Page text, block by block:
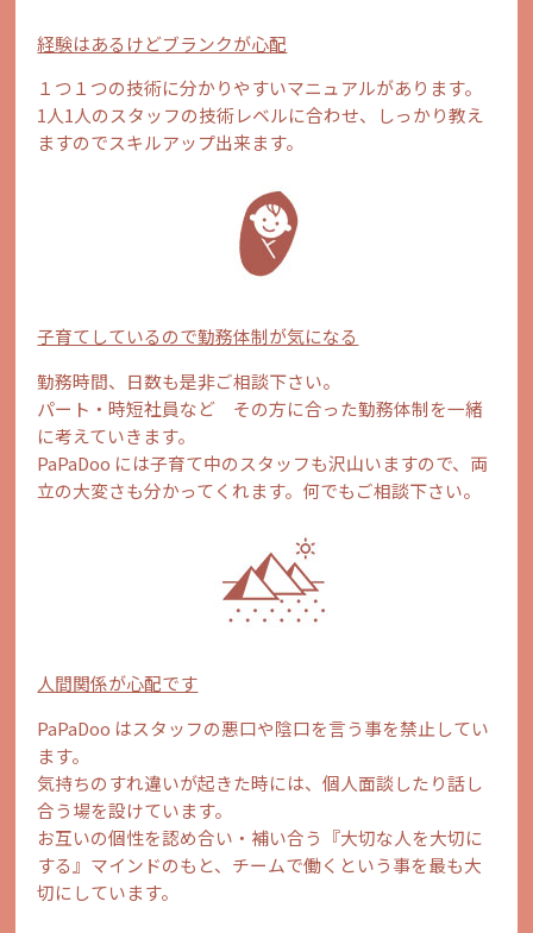
経験はあるけどブランクが心配
１つ１つの技術に分かりやすいマニュアルがあります。
1人1人のスタッフの技術レベルに合わせ、しっかり教え
ますのでスキルアップ出来ます。
子育てしているので勤務体制が気になる
勤務時間、日数も是非ご相談下さい。
パート・時短社員など その方に合った勤務体制を一緒
に考えていきます。
PaPaDoo には子育て中のスタッフも沢山いますので、両
立の大変さも分かってくれます。何でもご相談下さい。
人間関係が心配です
PaPaDoo はスタッフの悪口や陰口を言う事を禁止してい
ます。
気持ちのすれ違いが起きた時には、個人面談したり話し
合う場を設けています。
お互いの個性を認め合い・補い合う『大切な人を大切に
する』マインドのもと、チームで働くという事を最も大
切にしています。